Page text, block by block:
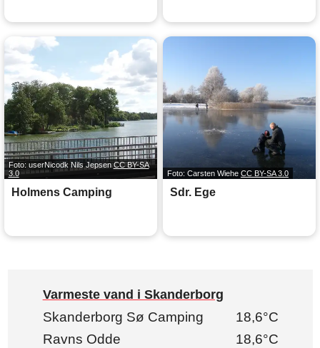
Foto: userNicodk Nils JepsenCC BY-SA
3.0
Holmens Camping
Foto: Carsten Wiehe CC BY-SA 3.0
Sdr. Ege
Varmeste vand i Skanderborg
Skanderborg Sø Camping
18,6°C
Ravns Odde
18,6°C